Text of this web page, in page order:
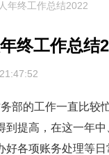
年终工作总结2022
终工作总结
的工作一直比较
提高，在这一年
各项账务处理等